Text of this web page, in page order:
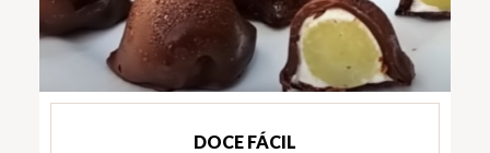
DOCE FÁCIL